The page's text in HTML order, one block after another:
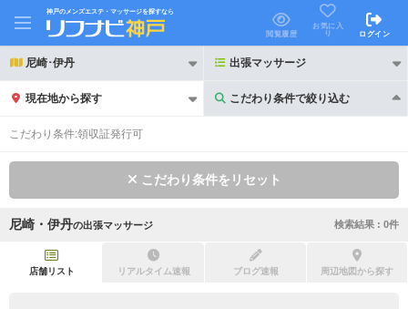
神戸のメンズエステ・マッサージを探すなら
閲覧履歴
お気に入
り
ログイン
尼崎･伊丹 出張マッサージ
現在地から探す こだわり条件で絞り込む
こだわり条件で絞り込む
初回割引あり リピーター割引あり
こだわり条件:領収証発行可
こだわり条件をリセット
尼崎・伊丹の出張マッサージ 検索結果 : 0件
店舗リスト リアルタイム速報 ブログ速報 周辺地図から探す